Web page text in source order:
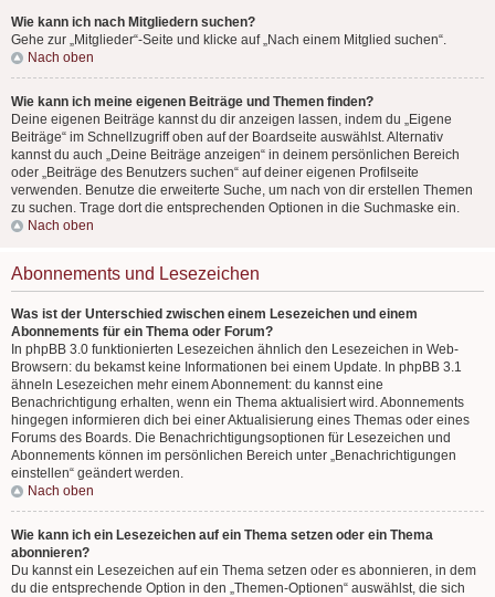
Wie kann ich nach Mitgliedern suchen?
Gehe zur „Mitglieder“-Seite und klicke auf „Nach einem Mitglied suchen“.
Nach oben
Wie kann ich meine eigenen Beiträge und Themen finden?
Deine eigenen Beiträge kannst du dir anzeigen lassen, indem du „Eigene
Beiträge“ im Schnellzugriff oben auf der Boardseite auswählst. Alternativ
kannst du auch „Deine Beiträge anzeigen“ in deinem persönlichen Bereich
oder „Beiträge des Benutzers suchen“ auf deiner eigenen Profilseite
verwenden. Benutze die erweiterte Suche, um nach von dir erstellen Themen
zu suchen. Trage dort die entsprechenden Optionen in die Suchmaske ein.
Nach oben
Abonnements und Lesezeichen
Was ist der Unterschied zwischen einem Lesezeichen und einem
Abonnements für ein Thema oder Forum?
In phpBB 3.0 funktionierten Lesezeichen ähnlich den Lesezeichen in Web-
Browsern: du bekamst keine Informationen bei einem Update. In phpBB 3.1
ähneln Lesezeichen mehr einem Abonnement: du kannst eine
Benachrichtigung erhalten, wenn ein Thema aktualisiert wird. Abonnements
hingegen informieren dich bei einer Aktualisierung eines Themas oder eines
Forums des Boards. Die Benachrichtigungsoptionen für Lesezeichen und
Abonnements können im persönlichen Bereich unter „Benachrichtigungen
einstellen“ geändert werden.
Nach oben
Wie kann ich ein Lesezeichen auf ein Thema setzen oder ein Thema
abonnieren?
Du kannst ein Lesezeichen auf ein Thema setzen oder es abonnieren, in dem
du die entsprechende Option in den „Themen-Optionen“ auswählst, die sich